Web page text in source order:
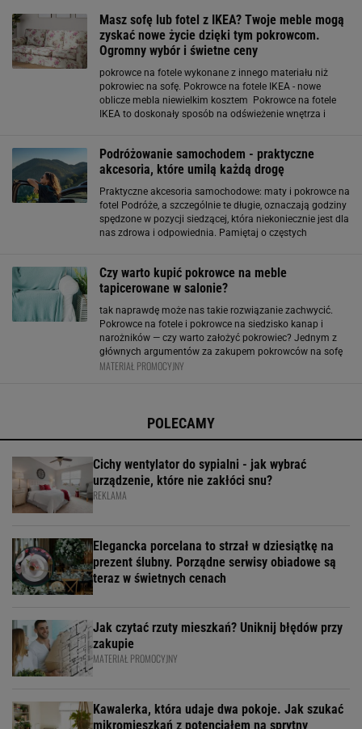
Masz sofę lub fotel z IKEA? Twoje meble mogą
zyskać nowe życie dzięki tym pokrowcom.
Ogromny wybór i świetne ceny
pokrowce na fotele wykonane z innego materiału niż
pokrowiec na sofę. Pokrowce na fotele IKEA - nowe
oblicze mebla niewielkim kosztem Pokrowce na fotele
IKEA to doskonały sposób na odświeżenie wnętrza i
dostępnych
Podróżowanie samochodem - praktyczne
akcesoria, które umilą każdą drogę
Praktyczne akcesoria samochodowe: maty i pokrowce na
fotel Podróże, a szczególnie te długie, oznaczają godziny
spędzone w pozycji siedzącej, która niekoniecznie jest dla
nas zdrowa i odpowiednia. Pamiętaj o częstych
Czy warto kupić pokrowce na meble
tapicerowane w salonie?
tak naprawdę może nas takie rozwiązanie zachwycić.
Pokrowce na fotele i pokrowce na siedzisko kanap i
narożników — czy warto założyć pokrowiec? Jednym z
głównych argumentów za zakupem pokrowców na sofę
jest ochrona mebli. Tapicerowane meble Merkury Market,
MATERIAŁ PROMOCYJNY
POLECAMY
Cichy wentylator do sypialni - jak wybrać
urządzenie, które nie zakłóci snu?
REKLAMA
Elegancka porcelana to strzał w dziesiątkę na
prezent ślubny. Porządne serwisy obiadowe są
teraz w świetnych cenach
Jak czytać rzuty mieszkań? Uniknij błędów przy
zakupie
MATERIAŁ PROMOCYJNY
Kawalerka, która udaje dwa pokoje. Jak szukać
mikromieszkań z potencjałem na sprytny